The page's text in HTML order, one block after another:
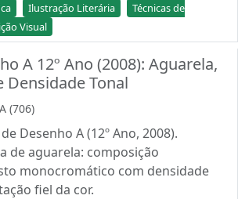
Ilustração Literária
Técnicas de
Visual
A 12º Ano (2008): Aguarela,
Densidade Tonal
(706)
Desenho A (12º Ano, 2008).
de aguarela: composição
monocromático com densidade
fiel da cor.